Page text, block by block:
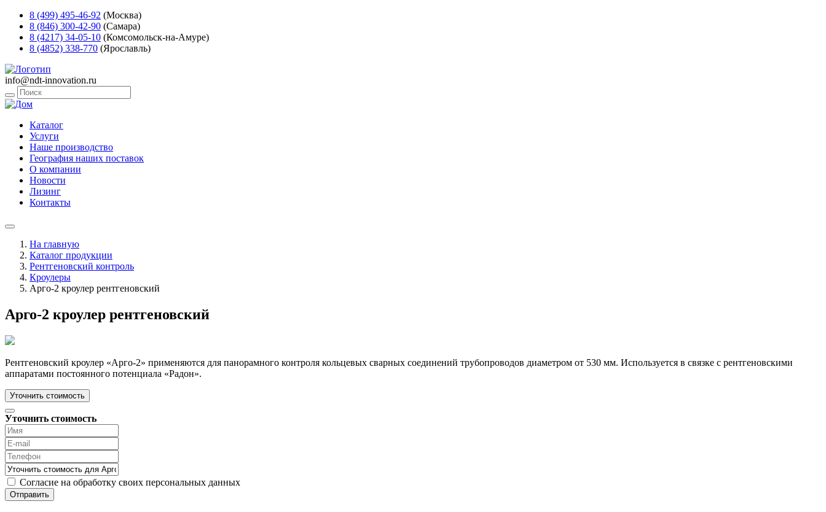
8 (499) 495-46-92 (Москва)
8 (846) 300-42-90 (Самара)
8 (4217) 34-05-10 (Комсомольск-на-Амуре)
8 (4852) 338-770 (Ярославль)
info@ndt-innovation.ru
Каталог
Услуги
Наше производство
География наших поставок
О компании
Новости
Лизинг
Контакты
На главную
Каталог продукции
Рентгеновский контроль
Кроулеры
Арго-2 кроулер рентгеновский
Арго-2 кроулер рентгеновский
Рентгеновский кроулер «Арго-2» применяются для панорамного контроля кольцевых сварных соединений трубопроводов диаметром от 530 мм. Используется в связке с рентгеновскими
аппаратами постоянного потенциала «Радон».
Уточнить стоимость
Уточнить стоимость
Согласие на обработку своих персональных данных
Отправить